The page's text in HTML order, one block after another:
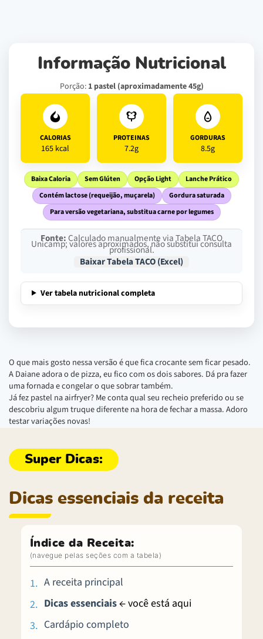
Informação Nutricional
Porção: 1 pastel (aproximadamente 45g)
CALORIAS
165 kcal
PROTEINAS
7.2g
GORDURAS
8.5g
Baixa Caloria Sem Glúten Opção Light
Lanche Prático
Contém lactose (requeijão, muçarela)
Gordura saturada
Para versão vegetariana, substitua carne por legumes
Fonte:Calculado manualmente via Tabela TACO
Unicamp; valores aproximados, não substitui consulta
profissional.
Baixar Tabela TACO (Excel)
Ver tabela nutricional completa
O que mais gosto nessa versão é que fica crocante sem ficar pesado.
A Daiane adora o de pizza, eu fico com os dois sabores. Dá pra fazer
uma fornada e congelar o que sobrar também.
Já fez pastel na airfryer? Me conta qual seu recheio preferido ou se
descobriu algum truque diferente na hora de fechar a massa. Adoro
testar variações novas!
Dicas essenciais da receita
Índice da Receita:
A receita principal
Dicas essenciais← você está aqui
Cardápio completo